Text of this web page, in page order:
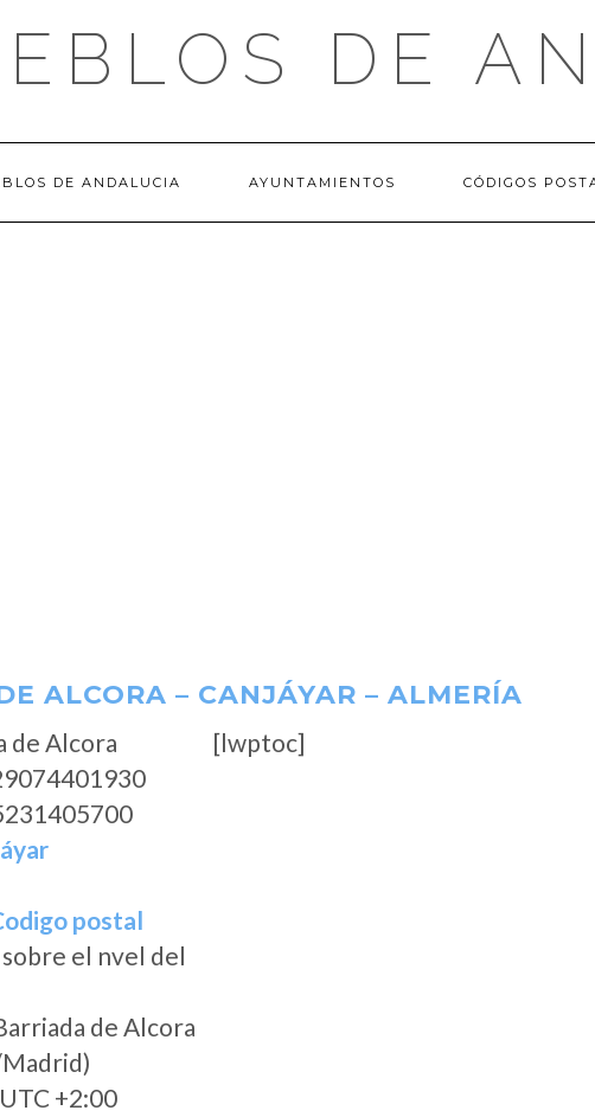
DE
DE ANDALUCIA AYUNTAMIENTOS CÓDIGOS
ALCORA – CANJÁYAR – ALMERÍA
de Alcora
postal
el nvel del
de Alcora
+2:00
[lwptoc]